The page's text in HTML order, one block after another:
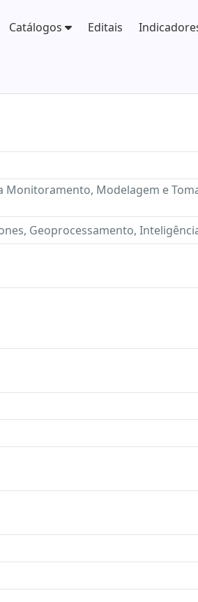
Catálogos Editais
Modelagem e
Geoprocessamento,